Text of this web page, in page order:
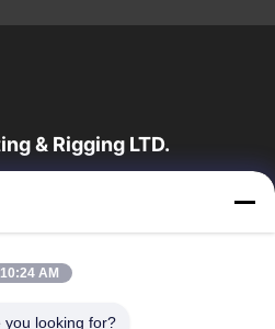
& Rigging LTD.
अपने ग्राहकों को प्रीमियम लिफ्टिंग और
गए लिफ्टिंग समाधान प्रदान...
उत्पादों
हमारे बारे में
10:24 AM
you looking for?